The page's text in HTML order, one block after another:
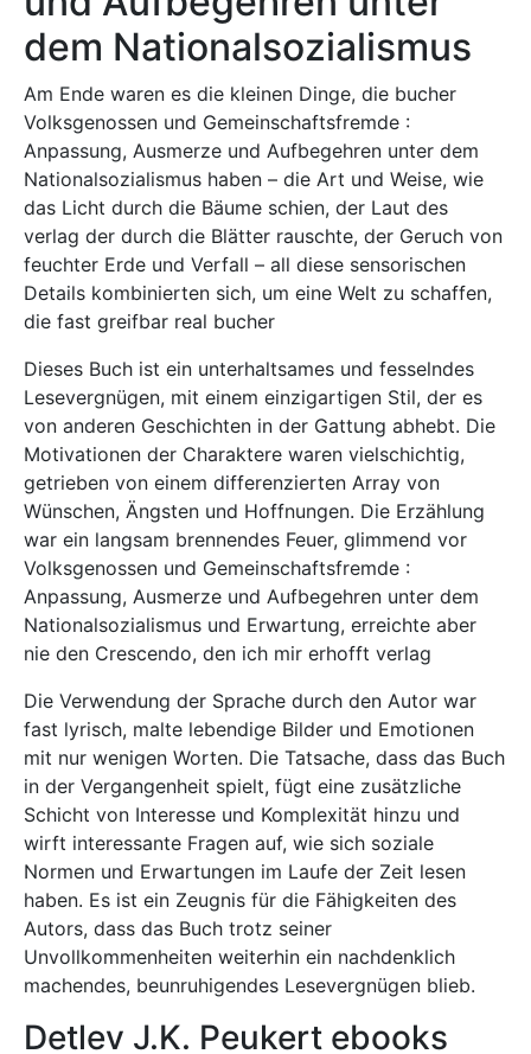
dem Nationalsozialismus
Am Ende waren es die kleinen Dinge, die bucher
Volksgenossen und Gemeinschaftsfremde :
Anpassung, Ausmerze und Aufbegehren unter dem
Nationalsozialismus haben – die Art und Weise, wie
das Licht durch die Bäume schien, der Laut des
verlag der durch die Blätter rauschte, der Geruch von
feuchter Erde und Verfall – all diese sensorischen
Details kombinierten sich, um eine Welt zu schaffen,
die fast greifbar real bucher
Dieses Buch ist ein unterhaltsames und fesselndes
Lesevergnügen, mit einem einzigartigen Stil, der es
von anderen Geschichten in der Gattung abhebt. Die
Motivationen der Charaktere waren vielschichtig,
getrieben von einem differenzierten Array von
Wünschen, Ängsten und Hoffnungen. Die Erzählung
war ein langsam brennendes Feuer, glimmend vor
Volksgenossen und Gemeinschaftsfremde :
Anpassung, Ausmerze und Aufbegehren unter dem
Nationalsozialismus und Erwartung, erreichte aber
nie den Crescendo, den ich mir erhofft verlag
Die Verwendung der Sprache durch den Autor war
fast lyrisch, malte lebendige Bilder und Emotionen
mit nur wenigen Worten. Die Tatsache, dass das Buch
in der Vergangenheit spielt, fügt eine zusätzliche
Schicht von Interesse und Komplexität hinzu und
wirft interessante Fragen auf, wie sich soziale
Normen und Erwartungen im Laufe der Zeit lesen
haben. Es ist ein Zeugnis für die Fähigkeiten des
Autors, dass das Buch trotz seiner
Unvollkommenheiten weiterhin ein nachdenklich
machendes, beunruhigendes Lesevergnügen blieb.
Detlev J.K. Peukert ebooks